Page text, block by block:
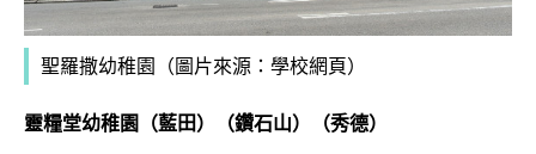
聖羅撒幼稚園 （圖片來源：學校網頁）
靈糧堂幼稚園（藍田）（鑽石山）（秀德）